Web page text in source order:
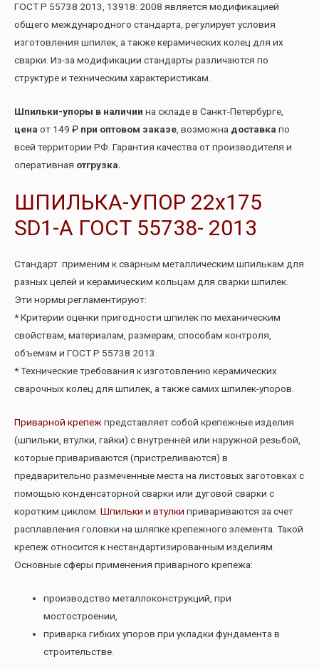
ГОСТ Р 55738 2013, 13918: 2008 является модификацией
общего международного стандарта, регулирует условия
изготовления шпилек, а также керамических колец для их
сварки. Из-за модификации стандарты различаются по
структуре и техническим характеристикам.
Шпильки-упоры в наличии на складе в Санкт-Петербурге,
цена от 149 ₽ при оптовом заказе , возможна доставка по
всей территории РФ. Гарантия качества от производителя и
оперативная отгрузка.
ШПИЛЬКА-УПОР 22х175
SD1-А ГОСТ 55738- 2013
Стандарт применим к сварным металлическим шпилькам для
разных целей и керамическим кольцам для сварки шпилек.
Эти нормы регламентируют:
* Критерии оценки пригодности шпилек по механическим
свойствам, материалам, размерам, способам контроля,
объемам и ГОСТ Р 55738 2013.
* Технические требования к изготовлению керамических
сварочных колец для шпилек, а также самих шпилек-упоров.
Приварной крепеж представляет собой крепежные изделия
(шпильки, втулки, гайки) с внутренней или наружной резьбой,
которые привариваются (пристреливаются) в
предварительно размеченные места на листовых заготовках с
помощью конденсаторной сварки или дуговой сварки с
коротким циклом. Шпильки и втулки привариваются за счет
расплавления головки на шляпке крепежного элемента. Такой
крепеж относится к нестандартизированным изделиям.
Основные сферы применения приварного крепежа:
производство металлоконструкций, при
мостостроении,
приварка гибких упоров при укладки фундамента в
строительстве.